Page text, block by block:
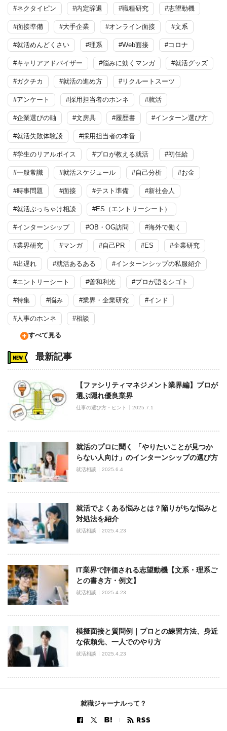
#ネクタイピン #内定辞退 #職種研究 #志望動機
#面接準備 #大手企業 #オンライン面接 #文系
#就活めんどくさい #理系 #Web面接 #コロナ
#キャリアアドバイザー #悩みに効くマンガ #就活グッズ
#ガクチカ #就活の進め方 #リクルートスーツ
#アンケート #採用担当者のホンネ #就活
#企業選びの軸 #文房具 #履歴書 #インターン選び方
#就活失敗体験談 #採用担当者の本音
#学生のリアルボイス #プロが教える就活 #初任給
#一般常識 #就活スケジュール #自己分析 #お金
#時事問題 #面接 #テスト準備 #新社会人
#就活ぶっちゃけ相談 #ES（エントリーシート）
#インターンシップ #OB・OG訪問 #海外で働く
#業界研究 #マンガ #自己PR #ES #企業研究
#出遅れ #就活あるある #インターンシップの私服紹介
#エントリーシート #曽和利光 #プロが語るシゴト
#特集 #悩み #業界・企業研究 #インド
#人事のホンネ #相談
すべて見る
最新記事
【ファシリティマネジメント業界編】プロが
選ぶ隠れ優良業界
仕事の選び方・ヒント 2025.7.1
就活のプロに聞く 「やりたいことが見つか
らない人向け」のインターンシップの選び方
就活相談 2025.6.4
就活でよくある悩みとは？陥りがちな悩みと
対処法を紹介
就活相談 2025.4.23
IT業界で評価される志望動機【文系・理系ご
との書き方・例文】
就活相談 2025.4.23
模擬面接と質問例｜プロとの練習方法、身近
な依頼先、一人でのやり方
就活相談 2025.4.23
就職ジャーナルって？